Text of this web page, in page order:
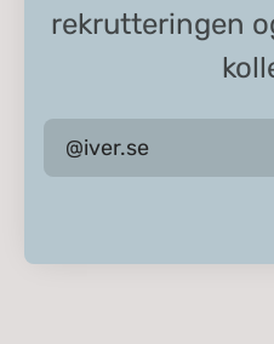
rekrutteringen
@iver.se